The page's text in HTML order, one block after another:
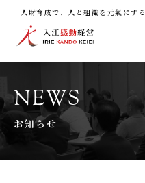
人財育成で、人と組織を元氣にする
NEWS
お知らせ